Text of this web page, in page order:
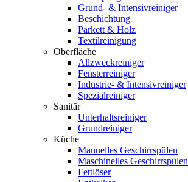
Grund- & Intensivreiniger
Beschichtung
Parkett & Holz
Textilreinigung
Oberfläche
Allzweckreiniger
Fensterreiniger
Industrie- & Intensivreiniger
Spezialreiniger
Sanitär
Unterhaltsreiniger
Grundreiniger
Küche
Manuelles Geschirrspülen
Maschinelles Geschirrspülen
Fettlöser